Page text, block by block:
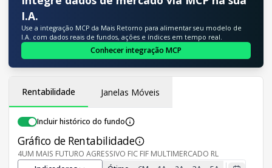
I.A.
Use a integração MCP da Mais Retorno para alimentar seu modelo de
I.A. com dados reais de fundos, ações e índices em tempo real.
Conhecer integração MCP
Rentabilidade Janelas Móveis
Incluir histórico do fundo
Gráfico de Rentabilidade
4UM MAIS FUTURO AGRESSIVO FIC FIF MULTIMERCADO RL